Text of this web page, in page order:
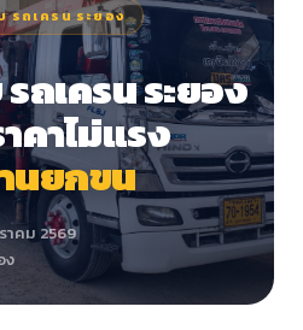
รถเครน ระยอง
ถเครน ระยอง
คาไม่แรง
นยกขน
าคม 2569
ง